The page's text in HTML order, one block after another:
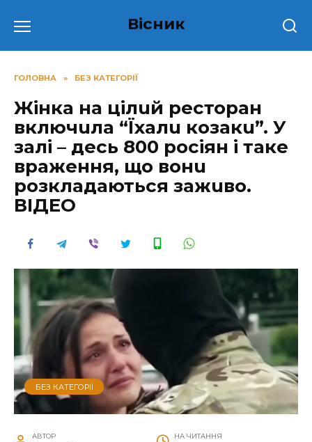
до
Вісник
ГОЛОВНА » БЕЗ КАТЕГОРІЇ
Жiнкa нa цілuй рeсторaн
включuлa “Їхалu козакu”. У
залі – десь 800 росіян і таке
врaжeння, що вонu
розклaдaються зaжuво.
ВІДЕО
БЕЗ КАТЕГОРІЇ
АВТОР НА ЧИТАННЯ